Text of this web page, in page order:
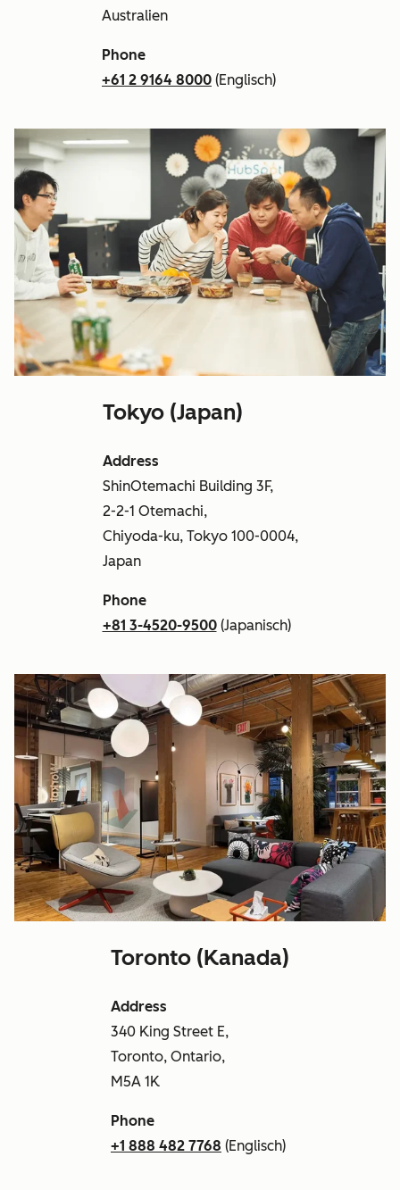
Australien
Phone
+61 2 9164 8000 (Englisch)
Tokyo (Japan)
Address
ShinOtemachi Building 3F,
2-2-1 Otemachi,
Chiyoda-ku, Tokyo 100-0004,
Japan
Phone
+81 3-4520-9500(Japanisch)
Toronto (Kanada)
Address
340 King Street E,
Toronto, Ontario,
M5A 1K
Phone
+1 888 482 7768 (Englisch)